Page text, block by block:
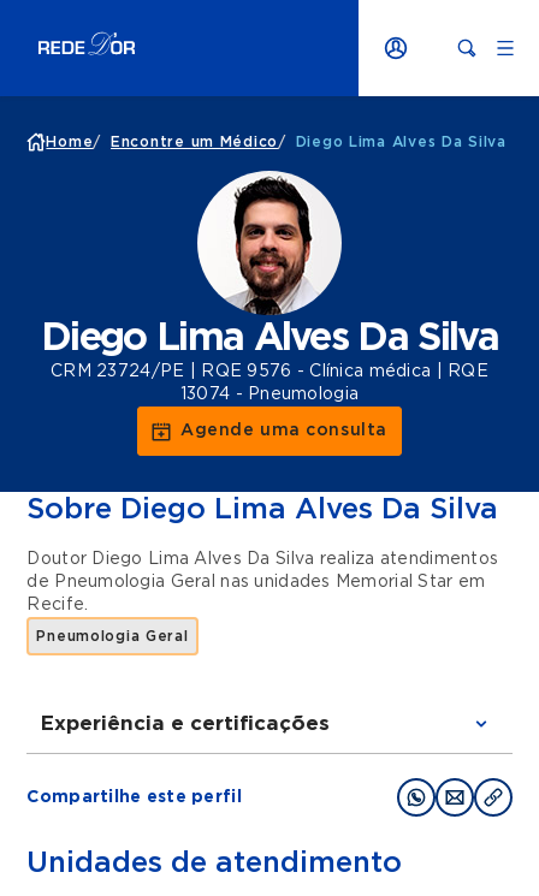
Home/ Encontre um Médico / Diego Lima Alves Da Silva
Diego Lima Alves Da Silva
CRM 23724/PE | RQE 9576 - Clínica médica | RQE
13074 - Pneumologia
Agende uma consulta
Sobre Diego Lima Alves Da Silva
Doutor Diego Lima Alves Da Silva realiza atendimentos
de Pneumologia Geral nas unidades Memorial Star em
Recife.
Pneumologia Geral
Experiência e certificações
Pernambuco
Compartilhe este perfil
Unidades de atendimento